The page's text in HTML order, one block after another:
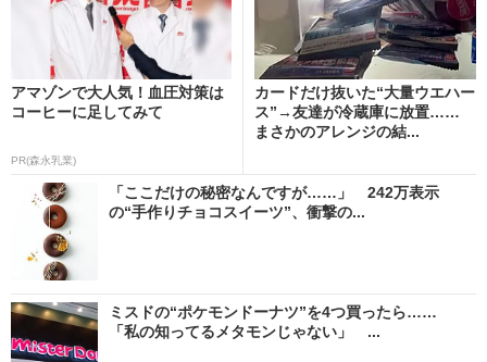
アマゾンで大人気！血圧対策は
コーヒーに足してみて
PR(森永乳業)
カードだけ抜いた“大量ウエハー
ス”→友達が冷蔵庫に放置……
まさかのアレンジの結...
「ここだけの秘密なんですが……」 242万表示
の“手作りチョコスイーツ”、衝撃の...
ミスドの“ポケモンドーナツ”を4つ買ったら……
「私の知ってるメタモンじゃない」 ...